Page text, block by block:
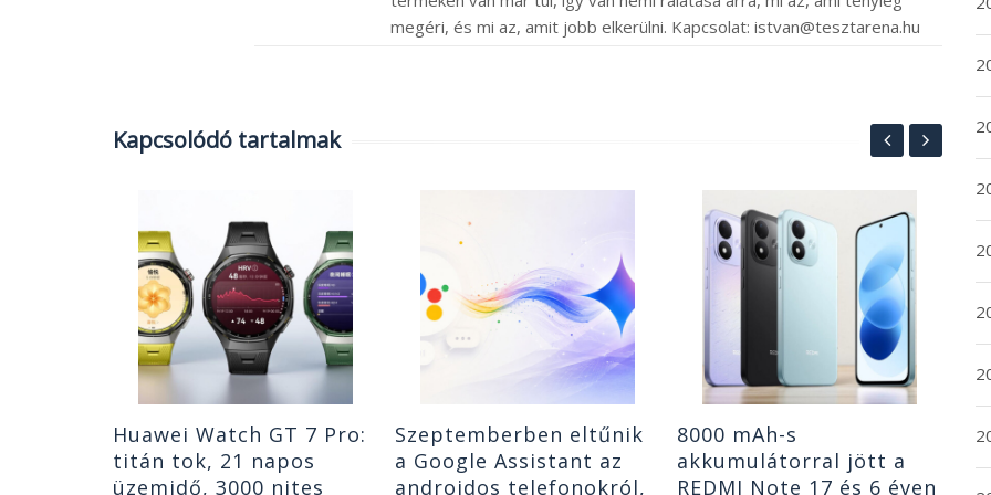
megéri, és mi az, amit jobb elkerülni. Kapcsolat: istvan@tesztarena.hu
Kapcsolódó tartalmak
Huawei Watch GT 7 Pro:
titán tok, 21 napos
üzemidő, 3000 nites
Szeptemberben eltűnik
a Google Assistant az
androidos telefonokról,
8000 mAh-s
akkumulátorral jött a
REDMI Note 17 és 6 éven